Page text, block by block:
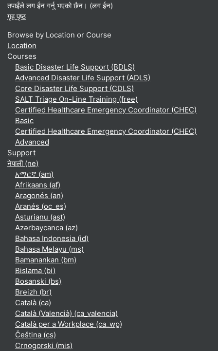
तपाईंले लग ईन गर्नु भएको छैन। (लग ईन)
गृह पृष्ठ
Browse by Location or Course
Location
Courses
Basic Disaster Life Support (BDLS)
Advanced Disaster Life Support (ADLS)
Core Disaster Life Support (CDLS)
SALT Triage On-Line Training (free)
Certified Healthcare Emergency Coordinator (CHEC)
Basic
Certified Healthcare Emergency Coordinator (CHEC)
Advanced
Support
नेपाली ‎(ne)‎
አማርኛ ‎(am)‎
Afrikaans ‎(af)‎
Aragonés ‎(an)‎
Aranés ‎(oc_es)‎
Asturianu ‎(ast)‎
Azərbaycanca ‎(az)‎
Bahasa Indonesia ‎(id)‎
Bahasa Melayu ‎(ms)‎
Bamanankan ‎(bm)‎
Bislama ‎(bi)‎
Bosanski ‎(bs)‎
Breizh ‎(br)‎
Català ‎(ca)‎
Català (Valencià) ‎(ca_valencia)‎
Català per a Workplace ‎(ca_wp)‎
Čeština ‎(cs)‎
Crnogorski ‎(mis)‎